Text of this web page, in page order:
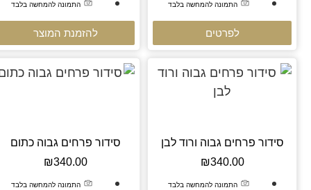
התמונה להמחשה בלבד
לפרטים
התמונה להמחשה בלבד
להזמנת המוצר
סידור פרחים גבוה ורוד לבן
₪340.00
התמונה להמחשה בלבד
סידור פרחים גבוה כתום
₪340.00
התמונה להמחשה בלבד